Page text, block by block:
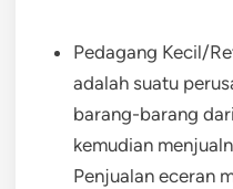
Pedagang Kecil/
adalah suatu
barang-barang
kemudian
Penjualan eceran